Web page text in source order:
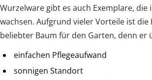
Wurzelware gibt es auch Exemplare, die
wachsen. Aufgrund vieler Vorteile ist die
beliebter Baum für den Garten, denn er
einfachen Pflegeaufwand
sonnigen Standort